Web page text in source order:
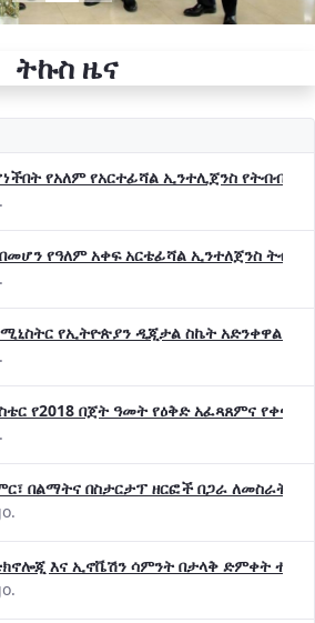
ትኩስ ዜና
የአለም የአርተፊሻል ኢንተሊጀንስ የትብብር
የዓለም አቀፍ አርቴፊሻል ኢንተለጀንስ
የኢትዮጵያን ዲጂታል ስኬት አድንቀዋል
የ2018 በጀት ዓመት የዕቅድ አፈጻጸምና
በልማትና በስታርታፕ ዘርፎች በጋራ ለመስራት
ቴክኖሎጂ እና ኢኖቬሽን ሳምንት በታላቅ ድምቀት